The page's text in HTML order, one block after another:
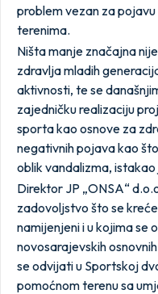
problem vezan za
terenima.
Ništa manje značajna
zdravlja mladih
aktivnosti, te se
zajedničku realizaciju
sporta kao osnove za
negativnih pojava kao
oblik vandalizma,
Direktor JP „ONSA“
zadovoljstvo što se
namijenjeni i u kojima se
novosarajevskih
se odvijati u Sportskoj
pomoćnom terenu sa